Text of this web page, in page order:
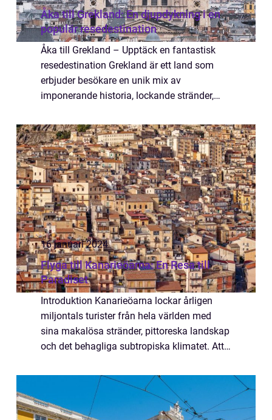
Åka till Grekland: En djupdykning i en
populär resedestination
Åka till Grekland – Upptäck en fantastisk
resedestination Grekland är ett land som
erbjuder besökare en unik mix av
imponerande historia, lockande stränder,
rika historia och ikoniska platser som Akr...
16 januari 2024
Flyga till Kanarieöarna: En Resa till
Paradiset
Introduktion Kanarieöarna lockar årligen
miljontals turister från hela världen med
sina makalösa stränder, pittoreska landskap
och det behagliga subtropiska klimatet. Att
alla typer av resenärer, och i ...